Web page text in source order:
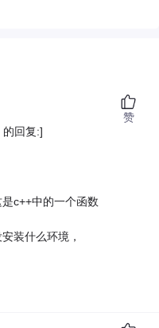
回复:]
c++中的一个函数
装什么环境，
赞